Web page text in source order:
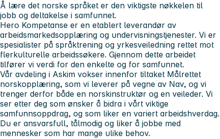
Å lære det norske språket er den viktigste nøkkelen til
jobb og deltakelse i samfunnet.
Hero Kompetanse er en etablert leverandør av
arbeidsmarkedsopplæring og undervisningstjenester. Vi er
spesialister på språktrening og yrkesveiledning rettet mot
flerkulturelle arbeidssøkere. Gjennom dette arbeidet
tilfører vi verdi for den enkelte og for samfunnet.
Vår avdeling i Askim vokser innenfor tiltaket Målrettet
norskopplæring, som vi leverer på vegne av Nav, og vi
trenger derfor både en norskinstruktør og en veileder. Vi
ser etter deg som ønsker å bidra i vårt viktige
samfunnsoppdrag, og som liker en variert arbeidshverdag.
Du er ansvarsfull, tålmodig og liker å jobbe med
mennesker som har mange ulike behov.